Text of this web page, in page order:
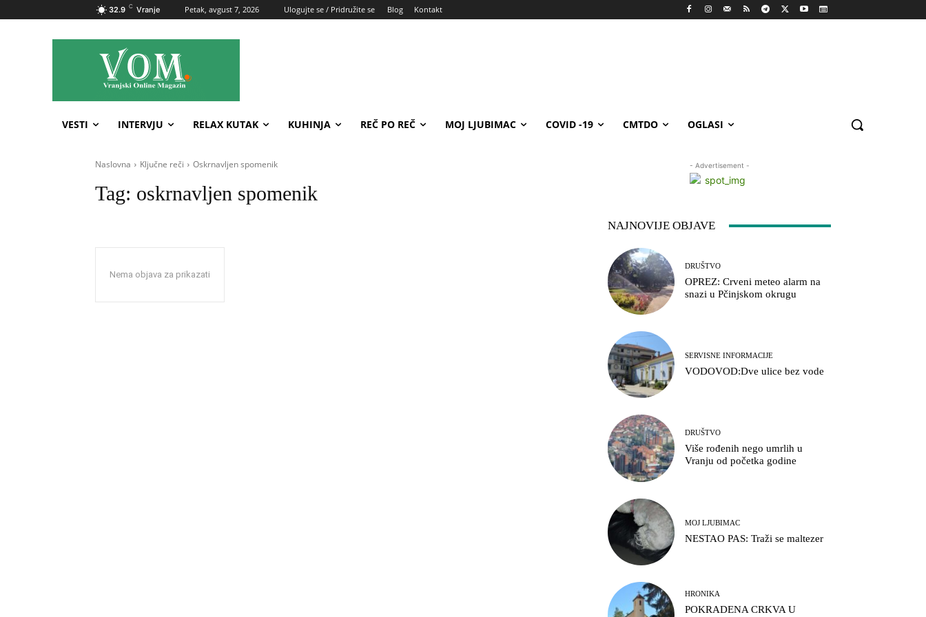
32.9 C Vranje Petak, avgust 7, 2026 Ulogujte se / Pridružite se Blog Kontakt
VESTI INTERVJU RELAX KUTAK KUHINJA REČ PO REČ MOJ LJUBIMAC COVID -19 CMTDO OGLASI
Naslovna Ključne reči Oskrnavljen spomenik
Tag: oskrnavljen spomenik
Nema objava za prikazati
- Advertisement -
NAJNOVIJE OBJAVE
DRUŠTVO
OPREZ: Crveni meteo alarm na
snazi u Pčinjskom okrugu
SERVISNE INFORMACIJE
VODOVOD:Dve ulice bez vode
DRUŠTVO
Više rođenih nego umrlih u
Vranju od početka godine
MOJ LJUBIMAC
NESTAO PAS: Traži se maltezer
HRONIKA
POKRADENA CRKVA U